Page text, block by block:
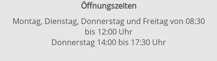
Öffnungszeiten
Montag, Dienstag, Donnerstag und Freitag von 08:30
bis 12:00 Uhr
Donnerstag 14:00 bis 17:30 Uhr